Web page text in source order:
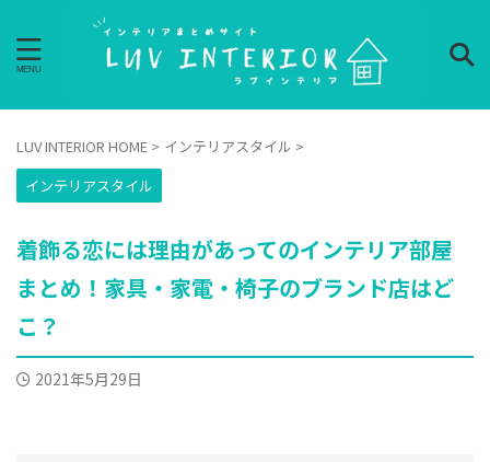
LUV INTERIOR HOME > インテリアスタイル >
インテリアスタイル
着飾る恋には理由があってのインテリア部屋
まとめ！家具・家電・椅子のブランド店はど
こ？
2021年5月29日